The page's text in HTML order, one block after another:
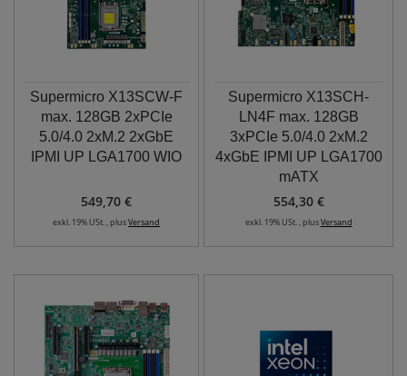
Supermicro X13SCW-F
max. 128GB 2xPCIe
5.0/4.0 2xM.2 2xGbE
IPMI UP LGA1700 WIO
549,70 €
exkl. 19% USt. , plusVersand
Supermicro X13SCH-
LN4F max. 128GB
3xPCIe 5.0/4.0 2xM.2
4xGbE IPMI UP LGA1700
mATX
554,30 €
exkl. 19% USt. , plusVersand